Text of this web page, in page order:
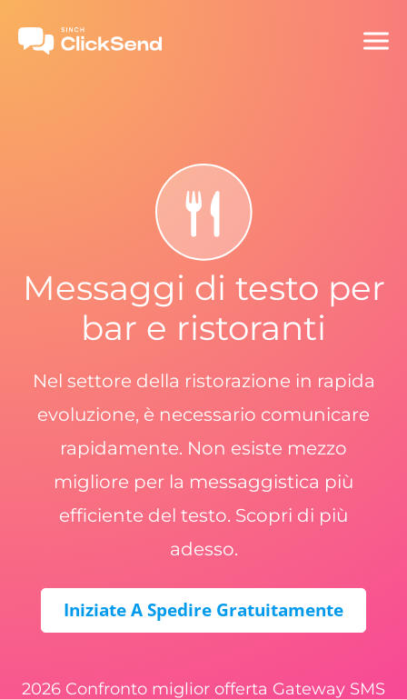
Messaggi di testo per
bar e ristoranti
Nel settore della ristorazione in rapida
evoluzione, è necessario comunicare
rapidamente. Non esiste mezzo
migliore per la messaggistica più
efficiente del testo. Scopri di più
adesso.
Iniziate A Spedire Gratuitamente
2026 Confronto miglior offerta Gateway SMS